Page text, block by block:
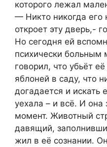
которого лежал
— Никто никогда его
откроет эту дверь,-
Но сегодня ей
психически больным
говорил, что убьёт
яблоней в саду, что
догадается и искать
уехала – и всё. И она
момент. Животный
давящий,
жил в её сознании.